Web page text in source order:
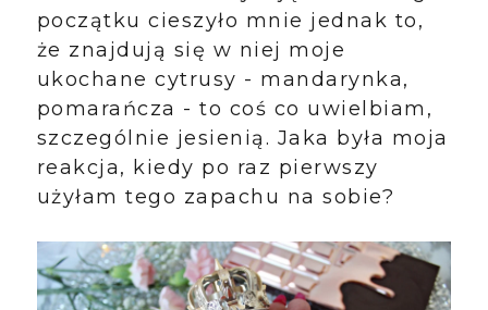
początku cieszyło mnie jednak to,
że znajdują się w niej moje
ukochane cytrusy - mandarynka,
pomarańcza - to coś co uwielbiam,
szczególnie jesienią. Jaka była moja
reakcja, kiedy po raz pierwszy
użyłam tego zapachu na sobie?